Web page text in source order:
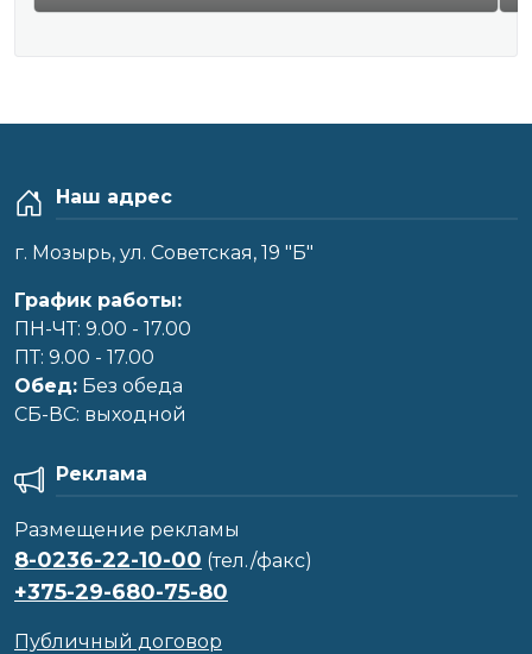
Наш адрес
г. Мозырь, ул. Советская, 19 "Б"
График работы:
ПН-ЧТ: 9.00 - 17.00
ПТ: 9.00 - 17.00
Обед: Без обеда
CБ-ВС: выходной
Реклама
Размещение рекламы
8-0236-22-10-00 (тел./факс)
+375-29-680-75-80
Публичный договор